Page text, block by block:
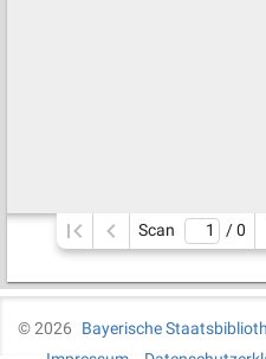
Scan / 0
©2026
Bayerische